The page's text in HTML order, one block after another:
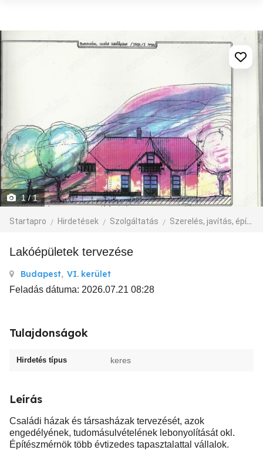
1/ 1
Startapro Hirdetések Szolgáltatás Szerelés, javítás, építkezés
lakóépületek tervezése
Budapest, VI. kerület
Feladás dátuma: 2026.07.21 08:28
Tulajdonságok
Hirdetés típus keres
Leírás
Családi házak és társasházak tervezését, azok
engedélyének, tudomásulvételének lebonyolítását okl.
Építészmérnök több évtizedes tapasztalattal vállalok.